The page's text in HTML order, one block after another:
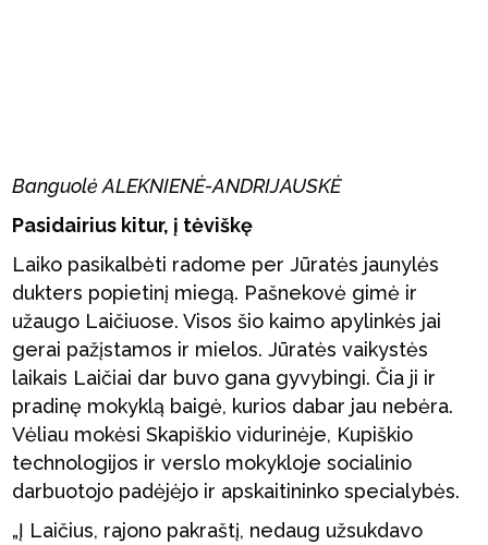
Banguolė ALEKNIENĖ-ANDRIJAUSKĖ
Pasidairius kitur, į tėviškę
Laiko pasikalbėti radome per Jūratės jaunylės
dukters popietinį miegą. Pašnekovė gimė ir
užaugo Laičiuose. Visos šio kaimo apylinkės jai
gerai pažįstamos ir mielos. Jūratės vaikystės
laikais Laičiai dar buvo gana gyvybingi. Čia ji ir
pradinę mokyklą baigė, kurios dabar jau nebėra.
Vėliau mokėsi Skapiškio vidurinėje, Kupiškio
technologijos ir verslo mokykloje socialinio
darbuotojo padėjėjo ir apskaitininko specialybės.
„Į Laičius, rajono pakraštį, nedaug užsukdavo